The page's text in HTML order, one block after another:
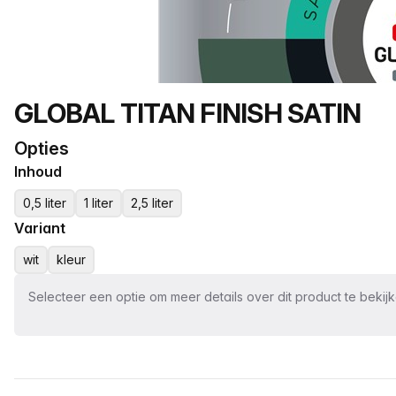
Productnaam
GLOBAL TITAN FINISH SATIN
Opties
Inhoud
0,5 liter 1 liter 2,5 liter
Variant
wit kleur
Selecteer een optie om meer details over dit product te